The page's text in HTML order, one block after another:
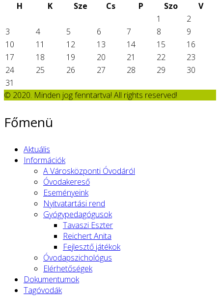
H
K Sze Cs P Szo
V
1
2
3
4 5 6 7 8
9
10
11 12 13 14 15
16
17
18 19 20 21 22
23
24
25 26 27 28 29
30
31
© 2020. Minden jog fenntartva! All rights reserved!
Főmenü
Aktuális
Információk
A Városközponti Óvodáról
Óvodakereső
Eseményeink
Nyitvatartási rend
Gyógypedagógusok
Tavaszi Eszter
Reichert Anita
Fejlesztő játékok
Óvodapszichológus
Elérhetőségek
Dokumentumok
Tagóvodák